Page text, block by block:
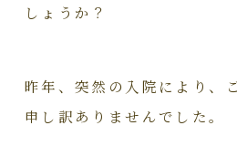
しょうか？
昨年、突然の入院により、
申し訳ありませんでした。